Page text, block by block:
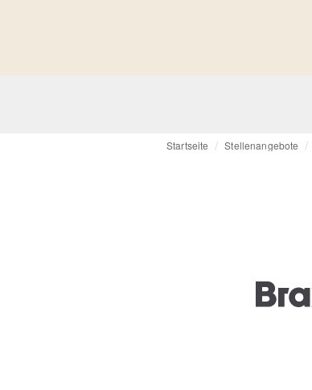
Startseite Stellenangebote